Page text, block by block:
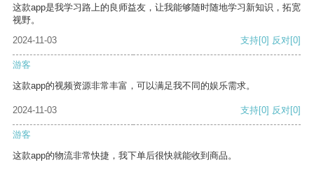
这款app是我学习路上的良师益友，让我能够随时随地学习新知识，拓宽
视野。
2024-11-03
支持[0] 反对[0]
游客
这款app的视频资源非常丰富，可以满足我不同的娱乐需求。
2024-11-03 支持[0] 反对[0]
游客
这款app的物流非常快捷，我下单后很快就能收到商品。